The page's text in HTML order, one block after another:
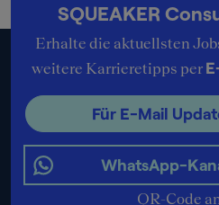
SQUEAKER
Erhalte die aktuellsten
weitere Karrieretipps per
Für E-Mail
WhatsApp-
QR-Code